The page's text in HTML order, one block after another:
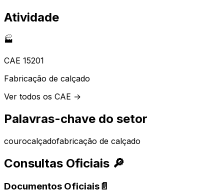
Atividade
🏭
CAE 15201
Fabricação de calçado
Ver todos os CAE →
Palavras-chave do setor
courocalçadofabricação de calçado
Consultas Oficiais 🔎
Documentos Oficiais📄